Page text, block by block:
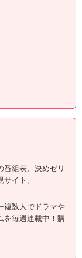
番組表、決めゼリ
イト。
複数人でドラマや
を毎週連載中！購